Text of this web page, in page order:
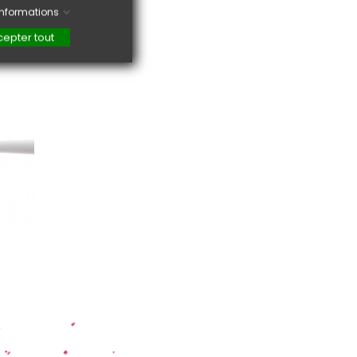
tout